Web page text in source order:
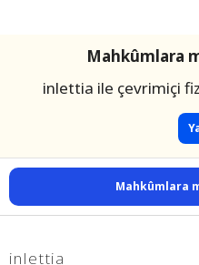
Mahkûmlara
inlettia ile çevrimiçi
Mahkûmlara
inlettia